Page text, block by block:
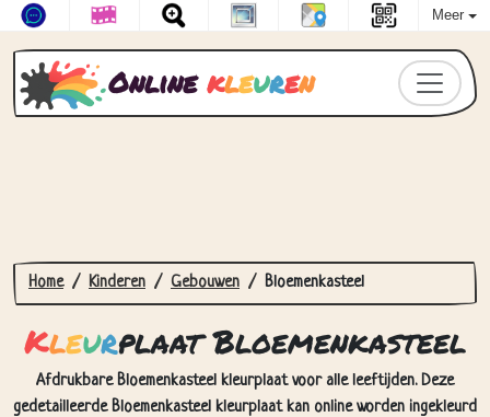
Meer
Online kleuren
Kleurplaat Bloemenkasteel
Afdrukbare Bloemenkasteel kleurplaat voor alle leeftijden. Deze
gedetailleerde Bloemenkasteel kleurplaat kan online worden ingekleurd
en/of afgedrukt. Veel plezier met het inkleuren van deze tekening!